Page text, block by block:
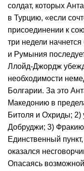
солдат, которых
в Турцию, «если
присоединении к
три недели
и Румыния
Ллойд‑Джордж
необходимости
Болгарии. За это
Македонию в
Битоля и Охриды; 2)
Добруджи; 3)
Единственный
оказался
Опасаясь